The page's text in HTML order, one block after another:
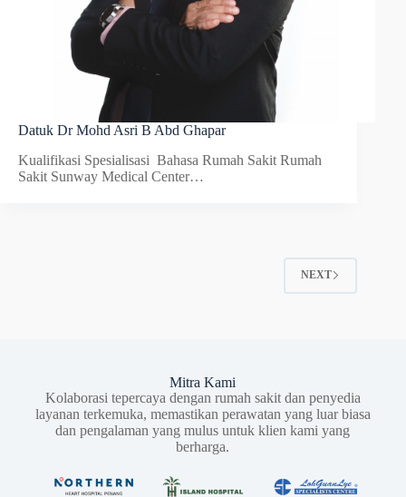
Datuk Dr Mohd Asri B Abd Ghapar
Kualifikasi Spesialisasi Bahasa Rumah Sakit Rumah
Sakit Sunway Medical Center…
NEXT
Mitra Kami
Kolaborasi tepercaya dengan rumah sakit dan penyedia
layanan terkemuka, memastikan perawatan yang luar biasa
dan pengalaman yang mulus untuk klien kami yang
berharga.